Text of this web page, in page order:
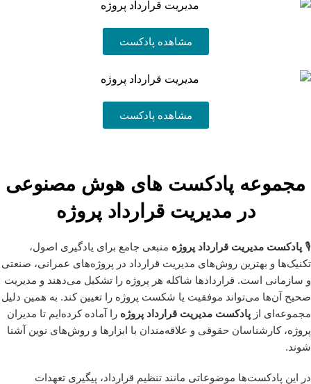
مشاهده پادکست
مشاهده پادکست
مجموعه پادکست های هوش مصنوعی
در مدیریت قرارداد پروژه
🎙️ پادکست مدیریت قرارداد پروژه منبعی جامع برای یادگیری اصول،
تکنیک‌ها و بهترین روش‌های مدیریت قرارداد در پروژه‌های عمرانی، صنعتی
و سازمانی است. قراردادها شاکله هر پروژه را تشکیل می‌دهند و مدیریت
صحیح آن‌ها می‌تواند موفقیت یا شکست پروژه را تعیین کند. به همین دلیل
مجموعه‌ای از پادکست مدیریت قرارداد پروژه را آماده کرده‌ایم تا مدیران
پروژه، کارشناسان حقوقی و علاقه‌مندان با ابزارها و روش‌های نوین آشنا
شوند.
در این پادکست‌ها موضوعاتی مانند تنظیم قرارداد، پیگیری تعهدات